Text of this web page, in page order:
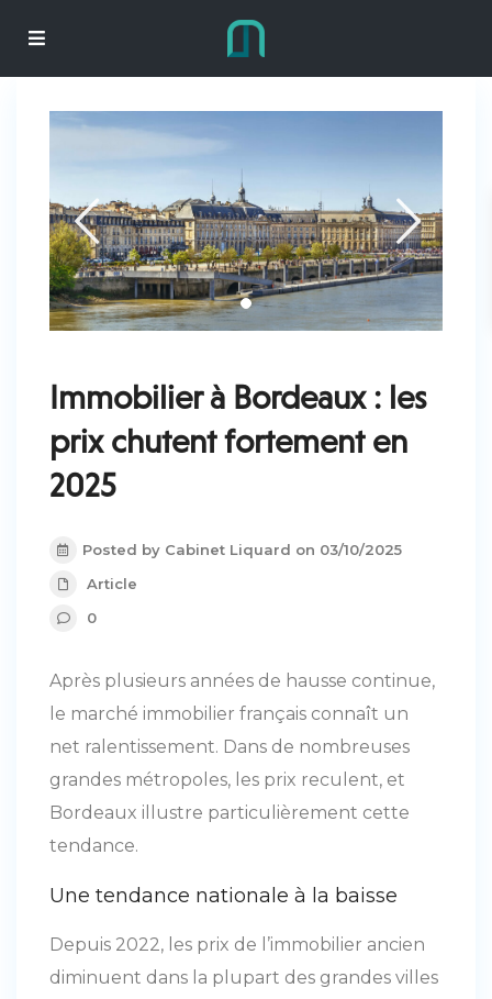
Immobilier à Bordeaux : les
prix chutent fortement en
2025
Posted by Cabinet Liquard on 03/10/2025
Article
0
Après plusieurs années de hausse continue,
le marché immobilier français connaît un
net ralentissement. Dans de nombreuses
grandes métropoles, les prix reculent, et
Bordeaux illustre particulièrement cette
tendance.
Une tendance nationale à la baisse
Depuis 2022, les prix de l’immobilier ancien
diminuent dans la plupart des grandes villes